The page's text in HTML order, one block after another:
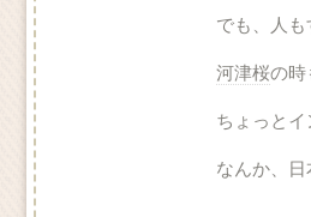
でも、人
河津桜の時
ちょっと
なんか、